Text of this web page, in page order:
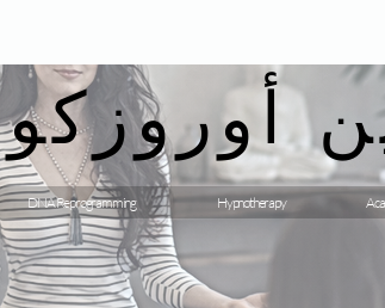
أوروزكو
DNA Reprogramming Hypnotherapy